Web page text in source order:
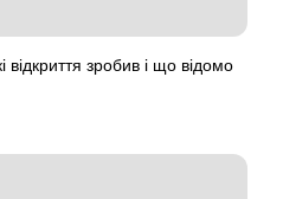
відкриття зробив і що відомо